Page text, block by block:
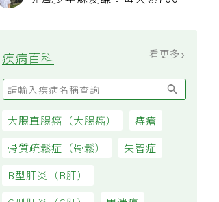
最新文章
我已經戒菸戒酒，也開始運動，